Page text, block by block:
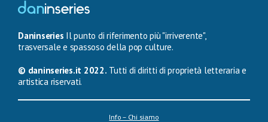
Daninseries Il punto di riferimento più "irriverente",
trasversale e spassoso della pop culture.
© daninseries.it 2022. Tutti di diritti di proprietà letteraria e
artistica riservati.
Info – Chi siamo